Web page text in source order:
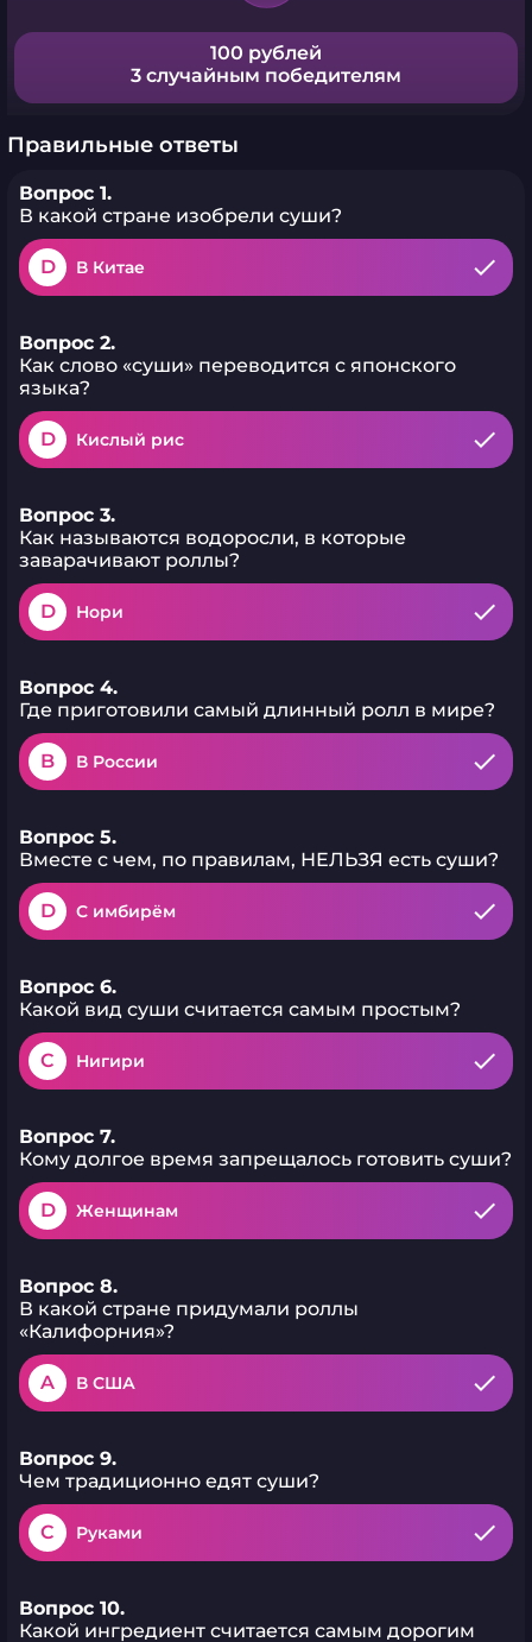
100 рублей
3 случайным победителям
Правильные ответы
Вопрос 1.
В какой стране изобрели суши?
D В Китае
Вопрос 2.
Как слово «суши» переводится с японского
языка?
D Кислый рис
Вопрос 3.
Как называются водоросли, в которые
заварачивают роллы?
D Нори
Вопрос 4.
Где приготовили самый длинный ролл в мире?
B В России
Вопрос 5.
Вместе с чем, по правилам, НЕЛЬЗЯ есть суши?
D С имбирём
Вопрос 6.
Какой вид суши считается самым простым?
C Нигири
Вопрос 7.
Кому долгое время запрещалось готовить суши?
D Женщинам
Вопрос 8.
В какой стране придумали роллы
«Калифорния»?
A В США
Вопрос 9.
Чем традиционно едят суши?
C Руками
Вопрос 10.
Какой ингредиент считается самым дорогим